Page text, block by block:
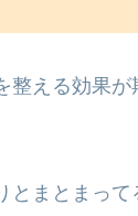
える効果
まとまって